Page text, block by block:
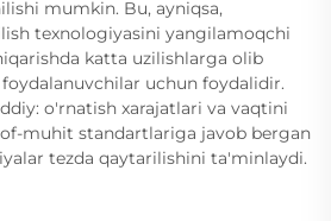
mumkin. Bu, ayniqsa,
texnologiyasini yangilamoqchi
katta uzilishlarga olib
uchun foydalidir.
o'rnatish xarajatlari va vaqtini
muhit standartlariga javob bergan
tezda qaytarilishini ta'minlaydi.